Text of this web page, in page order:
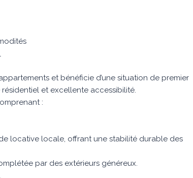
et bénéficie d’une situation de premier
et excellente accessibilité.
:
locative locale, offrant une stabilité durable des
par des extérieurs généreux.